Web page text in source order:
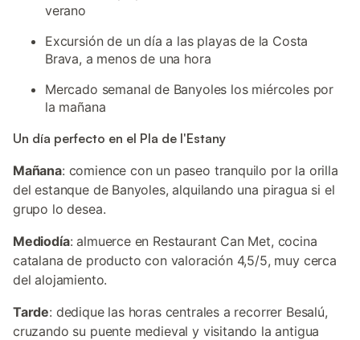
verano
Excursión de un día a las playas de la Costa
Brava, a menos de una hora
Mercado semanal de Banyoles los miércoles por
la mañana
Un día perfecto en el Pla de l'Estany
Mañana: comience con un paseo tranquilo por la orilla
del estanque de Banyoles, alquilando una piragua si el
grupo lo desea.
Mediodía: almuerce en Restaurant Can Met, cocina
catalana de producto con valoración 4,5/5, muy cerca
del alojamiento.
Tarde: dedique las horas centrales a recorrer Besalú,
cruzando su puente medieval y visitando la antigua